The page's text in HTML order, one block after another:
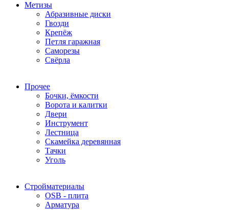
Метизы
Абразивные диски
Гвозди
Крепёж
Петля гаражная
Саморезы
Свёрла
Прочее
Бочки, ёмкости
Ворота и калитки
Двери
Инструмент
Лестница
Скамейка деревянная
Тачки
Уголь
Стройматериалы
OSB - плита
Арматура